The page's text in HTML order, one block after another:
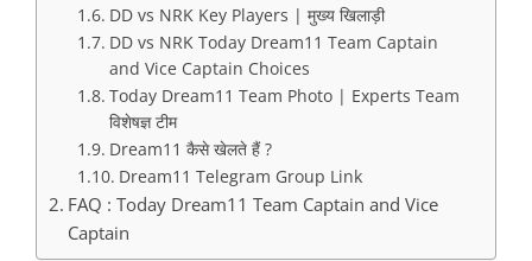
DD vs NRK Key Players | मुख्य खिलाड़ी
DD vs NRK Today Dream11 Team Captain
and Vice Captain Choices
Today Dream11 Team Photo | Experts Team
विशेषज्ञ टीम
Dream11 कैसे खेलते हैं ?
Dream11 Telegram Group Link
FAQ : Today Dream11 Team Captain and Vice
Captain